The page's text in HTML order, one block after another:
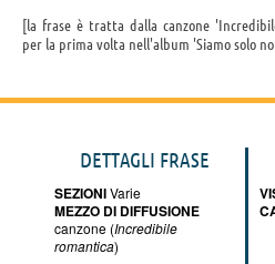
la frase è tratta dalla canzone
per la prima volta nell'album 'Siamo solo
DETTAGLI FRASE
SEZIONIVarie
MEZZO DI DIFFUSIONE
canzone (Incredibile
romantica)